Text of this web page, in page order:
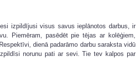
izpildījusi visus savus ieplānotos darbus, ir
Piemēram, pasēdēt pie tējas ar kolēģiem,
dienā padarāmo darbu saraksta vidū
norunu pati ar sevi. Tie tev kalpos par